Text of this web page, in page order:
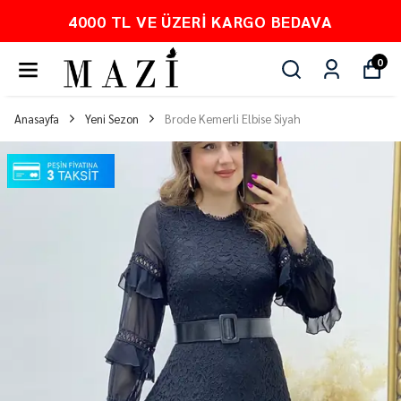
PEŞİN FİYATINA 3 TAKSİT
0
Anasayfa Yeni Sezon Brode Kemerli Elbise Siyah